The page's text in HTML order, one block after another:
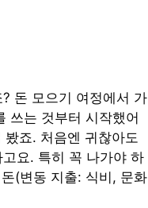
돈 모으기 여정에서 가
쓰는 것부터 시작했어
죠. 처음엔 귀찮아도
요. 특히 꼭 나가야 하
(변동 지출: 식비, 문화